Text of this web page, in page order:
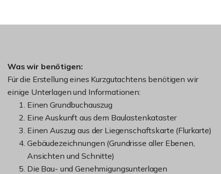
Was wir benötigen:
Für die Erstellung eines Kurzgutachtens benötigen wir
einige Unterlagen und Informationen:
Einen Grundbuchauszug
Eine Auskunft aus dem Baulastenkataster
Einen Auszug aus der Liegenschaftskarte (Flurkarte)
Gebäudezeichnungen (Grundrisse aller Ebenen,
Ansichten und Schnitte)
Die Bau- und Genehmigungsunterlagen